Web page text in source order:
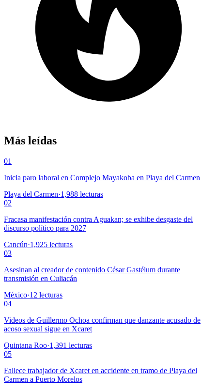
Más leídas
01
Inicia paro laboral en Complejo Mayakoba en Playa del Carmen
Playa del Carmen·1,988 lecturas
02
Fracasa manifestación contra Aguakan; se exhibe desgaste del
discurso político para 2027
Cancún·1,925 lecturas
03
Asesinan al creador de contenido César Gastélum durante
transmisión en Culiacán
México·12 lecturas
04
Videos de Guillermo Ochoa confirman que danzante acusado de
acoso sexual sigue en Xcaret
Quintana Roo·1,391 lecturas
05
Fallece trabajador de Xcaret en accidente en tramo de Playa del
Carmen a Puerto Morelos